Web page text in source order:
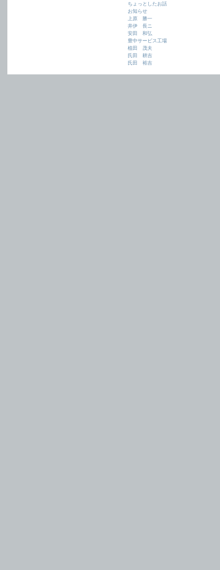
ちょっとしたお話
お知らせ
上原 勝一
井伊 長ニ
安田 和弘
豊中サービス工場
植田 茂夫
氏田 耕吉
氏田 裕吉